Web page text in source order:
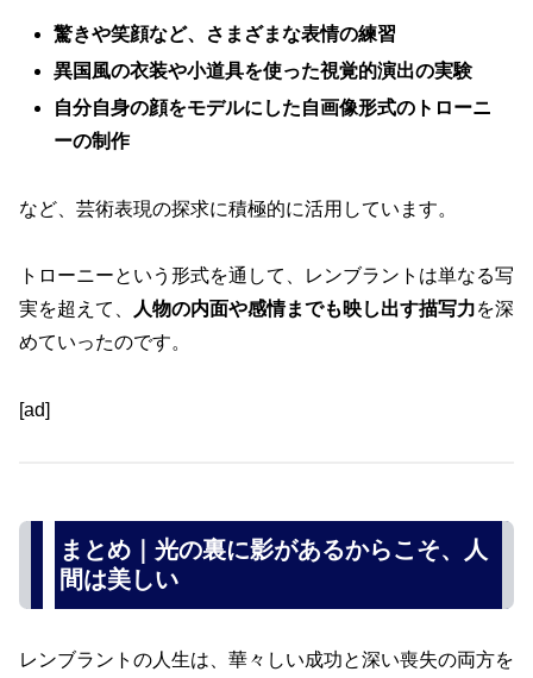
驚きや笑顔など、さまざまな表情の練習
異国風の衣装や小道具を使った視覚的演出の実験
自分自身の顔をモデルにした自画像形式のトローニ
ーの制作
など、芸術表現の探求に積極的に活用しています。
トローニーという形式を通して、レンブラントは単なる写
実を超えて、
人物の内面や感情までも映し出す描写力を深
めていったのです。
[ad]
まとめ｜光の裏に影があるからこそ、人
間は美しい
レンブラントの人生は、華々しい成功と深い喪失の両方を